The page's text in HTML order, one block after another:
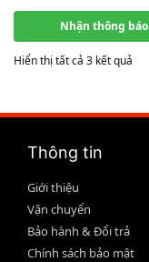
Nhận thông báo
Hiển thị tất cả 3 kết quả
Thông tin
Giới thiệu
Vận chuyển
Bảo hành & Đổi trả
Chính sách bảo mật